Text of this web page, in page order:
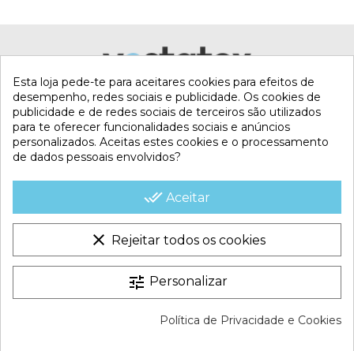
CONTACTA CON NOSOTROS
CONDICIONES COMERCIALES
Aviso legal | Termos e Condições |
Esta loja pede-te para aceitares cookies para efeitos de
desempenho, redes sociais e publicidade. Os cookies de
publicidade e de redes sociais de terceiros são utilizados
para te oferecer funcionalidades sociais e anúncios
personalizados. Aceitas estes cookies e o processamento
de dados pessoais envolvidos?
done_all Aceitar
clear Rejeitar todos os cookies
tune Personalizar
Política de Privacidade e Cookies